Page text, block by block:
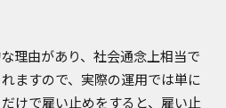
理由があり、社会通念上相当で
ますので、実際の運用では単に
けで雇い止めをすると、雇い止